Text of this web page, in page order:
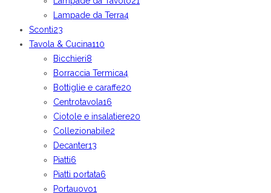
Lampade da Terra4
Sconti23
Tavola & Cucina110
Bicchieri8
Borraccia Termica4
Bottiglie e caraffe20
Centrotavola16
Ciotole e insalatiere20
Collezionabile2
Decanter13
Piatti6
Piatti portata6
Portauovo1